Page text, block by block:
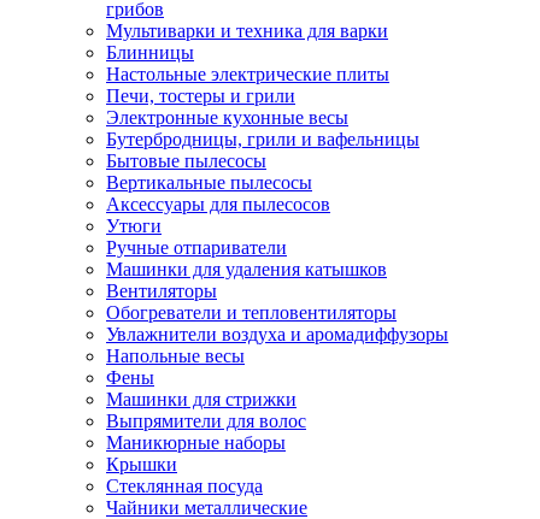
грибов
Мультиварки и техника для варки
Блинницы
Настольные электрические плиты
Печи, тостеры и грили
Электронные кухонные весы
Бутербродницы, грили и вафельницы
Бытовые пылесосы
Вертикальные пылесосы
Аксессуары для пылесосов
Утюги
Ручные отпариватели
Машинки для удаления катышков
Вентиляторы
Обогреватели и тепловентиляторы
Увлажнители воздуха и аромадиффузоры
Напольные весы
Фены
Машинки для стрижки
Выпрямители для волос
Маникюрные наборы
Крышки
Стеклянная посуда
Чайники металлические